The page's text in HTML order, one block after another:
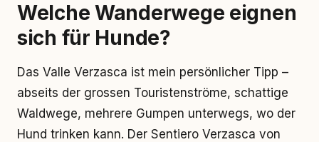
Welche Wanderwege eignen
sich für Hunde?
Das Valle Verzasca ist mein persönlicher Tipp –
abseits der grossen Touristenströme, schattige
Waldwege, mehrere Gumpen unterwegs, wo der
Hund trinken kann. Der Sentiero Verzasca von